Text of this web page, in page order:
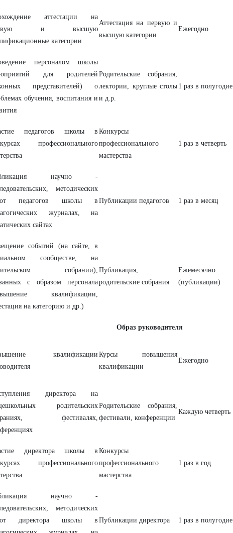
аттестации на
и высшую
категории
Аттестация на первую и
высшую категории
Ежегодно
персоналом школы
для родителей
представителей) о
обучения, воспитания и
Родительские собрания,
лектории, круглые столы
и д.р.
1 раз в полугодие
педагогов школы в
профессионального
Конкурсы
профессионального
мастерства
1 раз в четверть
научно -
методических
педагогов школы в
журналах, на
сайтах
Публикации педагогов 1 раз в месяц
событий (на сайте, в
сообществе, на
собрании),
с образом персонала
квалификации,
на категорию и др.)
Публикация,
родительские собрания
Ежемесячно
(публикации)
Образ руководителя
квалификации Курсы повышения
квалификации
Ежегодно
директора на
родительских
фестивалях,
Родительские собрания,
фестивали, конференции
Каждую четверть
директора школы в
профессионального
Конкурсы
профессионального
мастерства
1 раз в год
научно -
методических
директора школы в Публикации директора 1 раз в полугодие